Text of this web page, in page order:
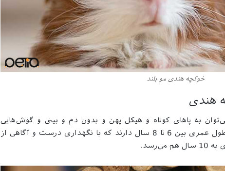
خوکچه هندی مو بلند
هندی
به پاهای کوتاه و هیکل پهن و بدون دم و بینی و گوش‌هایی
کوچک اشاره داشت. به طور معمول طول عمری بین 6 تا 8 سال دارند که با نگهداری درست و آگاهی از